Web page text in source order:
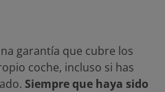
garantía que cubre los
coche, incluso si has
Siempre que haya sido